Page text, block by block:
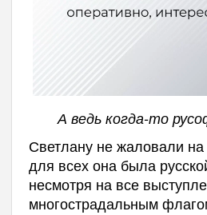
А ведь когда-то
Светлану не жаловали
для всех она была
несмотря на все
многострадальным